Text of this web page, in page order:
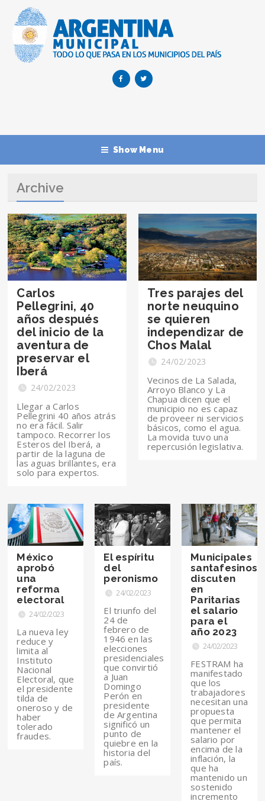
Show Menu
Archive
Carlos
Pellegrini, 40
años después
del inicio de la
aventura de
preservar el
Iberá
24/02/2023
Llegar a Carlos
Pellegrini 40 años atrás
no era fácil. Salir
tampoco. Recorrer los
Esteros del Iberá, a
partir de la laguna de
las aguas brillantes, era
solo para expertos.
Tres parajes del
norte neuquino
se quieren
independizar de
Chos Malal
24/02/2023
Vecinos de La Salada,
Arroyo Blanco y La
Chapua dicen que el
municipio no es capaz
de proveer ni servicios
básicos, como el agua.
La movida tuvo una
repercusión legislativa.
México
aprobó
una
reforma
electoral
24/02/2023
La nueva ley
reduce y
limita al
Instituto
Nacional
Electoral, que
el presidente
tilda de
oneroso y de
haber
tolerado
fraudes.
El espíritu
del
peronismo
24/02/2023
El triunfo del
24 de
febrero de
1946 en las
elecciones
presidenciales
que convirtió
a Juan
Domingo
Perón en
presidente
de Argentina
significó un
punto de
quiebre en la
historia del
país.
Municipales
santafesinos
discuten
en
Paritarias
el salario
para el
año 2023
24/02/2023
FESTRAM ha
manifestado
que los
trabajadores
necesitan una
propuesta
que permita
mantener el
salario por
encima de la
inflación, la
que ha
mantenido un
sostenido
incremento